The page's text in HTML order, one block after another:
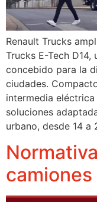
Renault Trucks
Trucks E-Tech
concebido para la
ciudades.
intermedia
soluciones
urbano, desde 14
camiones